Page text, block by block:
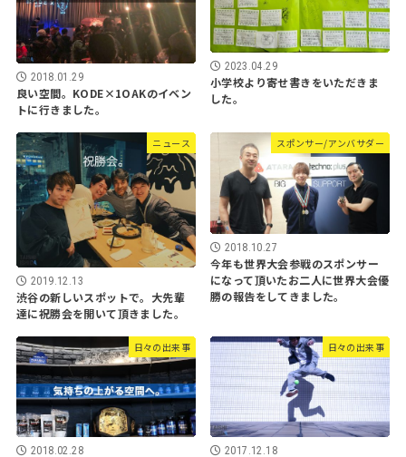
2018.01.29
良い空間。KODE×1OAKのイベン
トに行きました。
2023.04.29
小学校より寄せ書きをいただきま
した。
ニュース
2019.12.13
渋谷の新しいスポットで。大先輩
達に祝勝会を開いて頂きました。
スポンサー/アンバサダー
2018.10.27
今年も世界大会参戦のスポンサー
になって頂いたお二人に世界大会優
勝の報告をしてきました。
日々の出来事
2018.02.28
日々の出来事
2017.12.18